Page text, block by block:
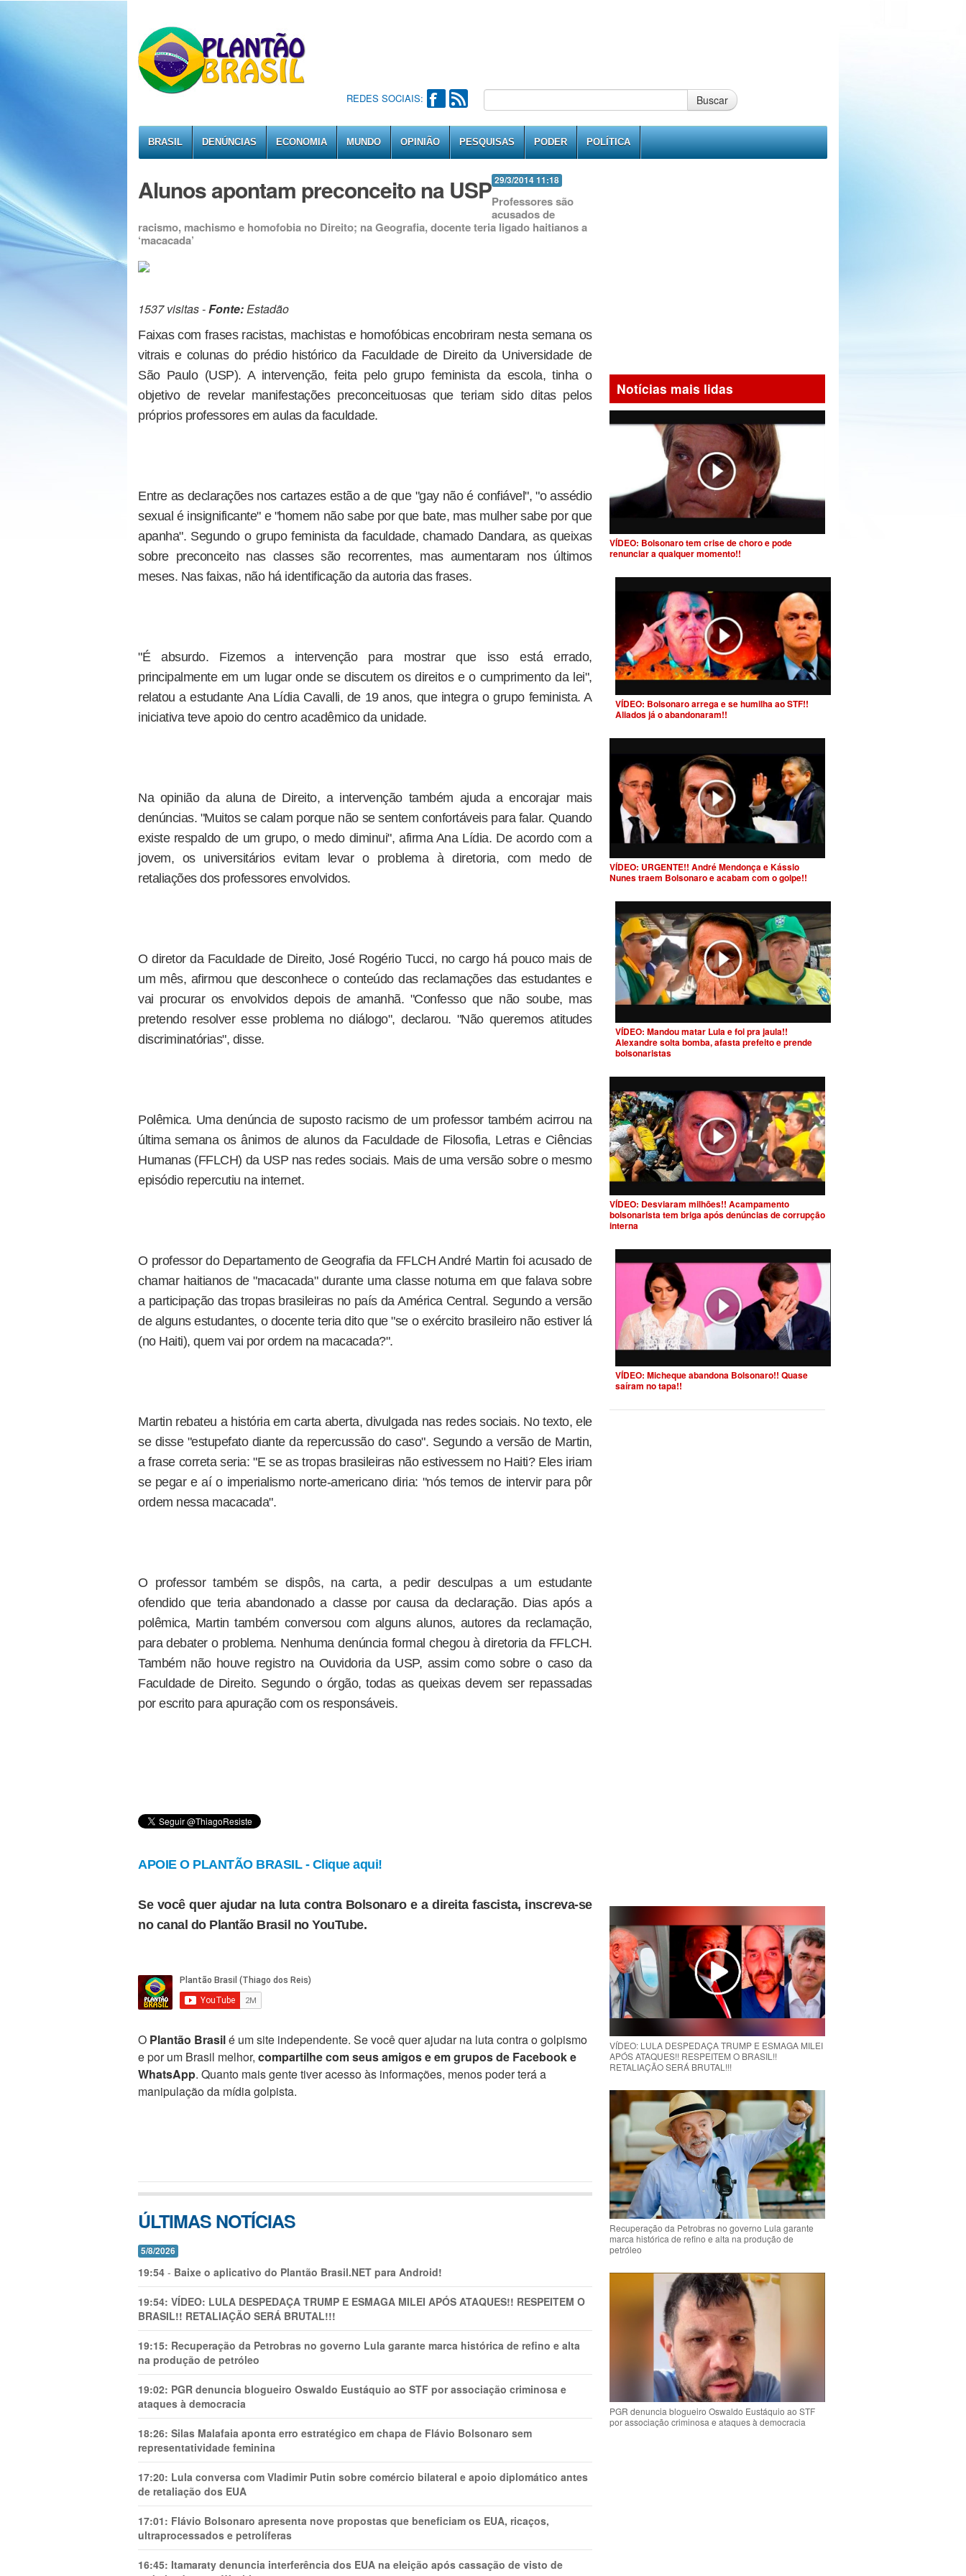
REDES SOCIAIS: Buscar
BRASIL DENÚNCIAS ECONOMIA MUNDO OPINIÃO PESQUISAS PODER POLÍTICA
29/3/2014 11:18
Alunos apontam preconceito na USPProfessores são
acusados de
racismo, machismo e homofobia no Direito; na Geografia, docente teria ligado haitianos a
‘macacada’
1537 visitas -Fonte:Estadão
Faixas com frases racistas, machistas e homofóbicas encobriram nesta semana os
vitrais e colunas do prédio histórico da Faculdade de Direito da Universidade de
São Paulo (USP). A intervenção, feita pelo grupo feminista da escola, tinha o
objetivo de revelar manifestações preconceituosas que teriam sido ditas pelos
próprios professores em aulas da faculdade.
Entre as declarações nos cartazes estão a de que "gay não é confiável", "o assédio
sexual é insignificante" e "homem não sabe por que bate, mas mulher sabe por que
apanha". Segundo o grupo feminista da faculdade, chamado Dandara, as queixas
sobre preconceito nas classes são recorrentes, mas aumentaram nos últimos
meses. Nas faixas, não há identificação da autoria das frases.
"É absurdo. Fizemos a intervenção para mostrar que isso está errado,
principalmente em um lugar onde se discutem os direitos e o cumprimento da lei",
relatou a estudante Ana Lídia Cavalli, de 19 anos, que integra o grupo feminista. A
iniciativa teve apoio do centro acadêmico da unidade.
Na opinião da aluna de Direito, a intervenção também ajuda a encorajar mais
denúncias. "Muitos se calam porque não se sentem confortáveis para falar. Quando
existe respaldo de um grupo, o medo diminui", afirma Ana Lídia. De acordo com a
jovem, os universitários evitam levar o problema à diretoria, com medo de
retaliações dos professores envolvidos.
O diretor da Faculdade de Direito, José Rogério Tucci, no cargo há pouco mais de
um mês, afirmou que desconhece o conteúdo das reclamações das estudantes e
vai procurar os envolvidos depois de amanhã. "Confesso que não soube, mas
pretendo resolver esse problema no diálogo", declarou. "Não queremos atitudes
discriminatórias", disse.
Polêmica. Uma denúncia de suposto racismo de um professor também acirrou na
última semana os ânimos de alunos da Faculdade de Filosofia, Letras e Ciências
Humanas (FFLCH) da USP nas redes sociais. Mais de uma versão sobre o mesmo
episódio repercutiu na internet.
O professor do Departamento de Geografia da FFLCH André Martin foi acusado de
chamar haitianos de "macacada" durante uma classe noturna em que falava sobre
a participação das tropas brasileiras no país da América Central. Segundo a versão
de alguns estudantes, o docente teria dito que "se o exército brasileiro não estiver lá
(no Haiti), quem vai por ordem na macacada?".
Martin rebateu a história em carta aberta, divulgada nas redes sociais. No texto, ele
se disse "estupefato diante da repercussão do caso". Segundo a versão de Martin,
a frase correta seria: "E se as tropas brasileiras não estivessem no Haiti? Eles iriam
se pegar e aí o imperialismo norte-americano diria: "nós temos de intervir para pôr
ordem nessa macacada".
O professor também se dispôs, na carta, a pedir desculpas a um estudante
ofendido que teria abandonado a classe por causa da declaração. Dias após a
polêmica, Martin também conversou com alguns alunos, autores da reclamação,
para debater o problema. Nenhuma denúncia formal chegou à diretoria da FFLCH.
Também não houve registro na Ouvidoria da USP, assim como sobre o caso da
Faculdade de Direito. Segundo o órgão, todas as queixas devem ser repassadas
por escrito para apuração com os responsáveis.
APOIE O PLANTÃO BRASIL - Clique aqui!
Se você quer ajudar na luta contra Bolsonaro e a direita fascista, inscreva-se
no canal do Plantão Brasil no YouTube.
O Plantão Brasilé um site independente. Se você quer ajudar na luta contra o golpismo
e por um Brasil melhor, compartilhe com seus amigos e em grupos de Facebook e
WhatsApp. Quanto mais gente tiver acesso às informações, menos poder terá a
manipulação da mídia golpista.
ÚLTIMAS NOTÍCIAS
5/8/2026
19:54 - Baixe o aplicativo do Plantão Brasil.NET para Android!
19:54: VÍDEO: LULA DESPEDAÇA TRUMP E ESMAGA MILEI APÓS ATAQUES!! RESPEITEM O
BRASIL!! RETALIAÇÃO SERÁ BRUTAL!!!
19:15: Recuperação da Petrobras no governo Lula garante marca histórica de refino e alta
na produção de petróleo
19:02: PGR denuncia blogueiro Oswaldo Eustáquio ao STF por associação criminosa e
ataques à democracia
18:26: Silas Malafaia aponta erro estratégico em chapa de Flávio Bolsonaro sem
representatividade feminina
17:20: Lula conversa com Vladimir Putin sobre comércio bilateral e apoio diplomático antes
de retaliação dos EUA
17:01: Flávio Bolsonaro apresenta nove propostas que beneficiam os EUA, ricaços,
ultraprocessados e petrolíferas
16:45: Itamaraty denuncia interferência dos EUA na eleição após cassação de visto de
Notícias mais lidas
VÍDEO: Bolsonaro tem crise de choro e pode
renunciar a qualquer momento!!
VÍDEO: Bolsonaro arrega e se humilha ao STF!!
Aliados já o abandonaram!!
VÍDEO: URGENTE!! André Mendonça e Kássio
Nunes traem Bolsonaro e acabam com o golpe!!
VÍDEO: Mandou matar Lula e foi pra jaula!!
Alexandre solta bomba, afasta prefeito e prende
bolsonaristas
VÍDEO: Desviaram milhões!! Acampamento
bolsonarista tem briga após denúncias de corrupção
interna
VÍDEO: Micheque abandona Bolsonaro!! Quase
saíram no tapa!!
VÍDEO: LULA DESPEDAÇA TRUMP E ESMAGA MILEI
APÓS ATAQUES!! RESPEITEM O BRASIL!!
RETALIAÇÃO SERÁ BRUTAL!!!
Recuperação da Petrobras no governo Lula garante
marca histórica de refino e alta na produção de
petróleo
PGR denuncia blogueiro Oswaldo Eustáquio ao STF
por associação criminosa e ataques à democracia